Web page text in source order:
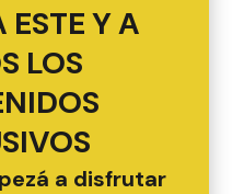
ESTE Y A
LOS
a disfrutar